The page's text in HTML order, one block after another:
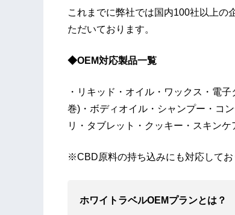
これまでに弊社では国内100社以上の
ただいております。
◆OEM対応製品一覧
・リキッド・オイル・ワックス・電
巻)・ボディオイル・シャンプー・コ
リ・タブレット・クッキー・スキン
※CBD原料の持ち込みにも対応してお
ホワイトラベルOEMプランとは？